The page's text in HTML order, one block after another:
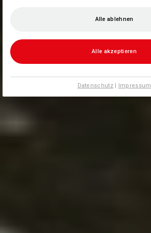
Alle ablehnen
Alle akzeptieren
Datenschutz| Impressum